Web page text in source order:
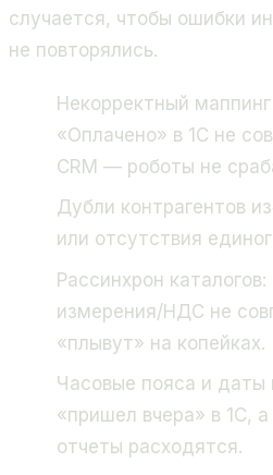
случается, чтобы ошибки
не повторялись.
Некорректный
«Оплачено» в 1С не
CRM — роботы не
Дубли контрагентов
или отсутствия
Рассинхрон
измерения/НДС не
«плывут» на копейках.
Часовые пояса и
«пришел вчера» в 1С,
отчеты расходятся.